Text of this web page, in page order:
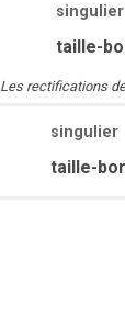
singulier
taille-
Les rectifications
singulier
taille-